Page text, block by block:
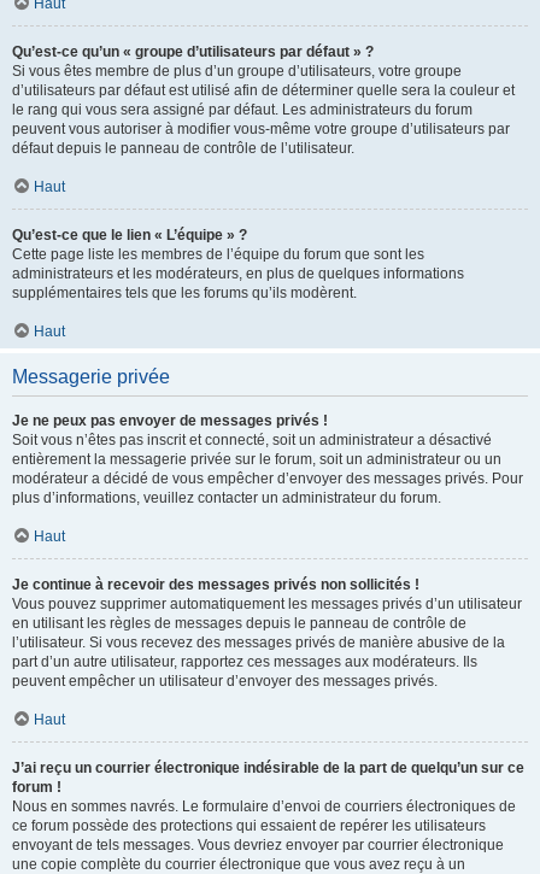
Haut
Qu’est-ce qu’un « groupe d’utilisateurs par défaut » ?
Si vous êtes membre de plus d’un groupe d’utilisateurs, votre groupe
d’utilisateurs par défaut est utilisé afin de déterminer quelle sera la couleur et
le rang qui vous sera assigné par défaut. Les administrateurs du forum
peuvent vous autoriser à modifier vous-même votre groupe d’utilisateurs par
défaut depuis le panneau de contrôle de l’utilisateur.
Haut
Qu’est-ce que le lien « L’équipe » ?
Cette page liste les membres de l’équipe du forum que sont les
administrateurs et les modérateurs, en plus de quelques informations
supplémentaires tels que les forums qu’ils modèrent.
Haut
Messagerie privée
Je ne peux pas envoyer de messages privés !
Soit vous n’êtes pas inscrit et connecté, soit un administrateur a désactivé
entièrement la messagerie privée sur le forum, soit un administrateur ou un
modérateur a décidé de vous empêcher d’envoyer des messages privés. Pour
plus d’informations, veuillez contacter un administrateur du forum.
Haut
Je continue à recevoir des messages privés non sollicités !
Vous pouvez supprimer automatiquement les messages privés d’un utilisateur
en utilisant les règles de messages depuis le panneau de contrôle de
l’utilisateur. Si vous recevez des messages privés de manière abusive de la
part d’un autre utilisateur, rapportez ces messages aux modérateurs. Ils
peuvent empêcher un utilisateur d’envoyer des messages privés.
Haut
J’ai reçu un courrier électronique indésirable de la part de quelqu’un sur ce
forum !
Nous en sommes navrés. Le formulaire d’envoi de courriers électroniques de
ce forum possède des protections qui essaient de repérer les utilisateurs
envoyant de tels messages. Vous devriez envoyer par courrier électronique
une copie complète du courrier électronique que vous avez reçu à un